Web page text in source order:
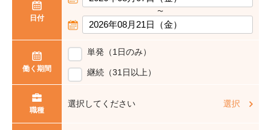
日付
〜
働く期間
単発（1日のみ）
継続（31日以上）
職種
選択してください 選択